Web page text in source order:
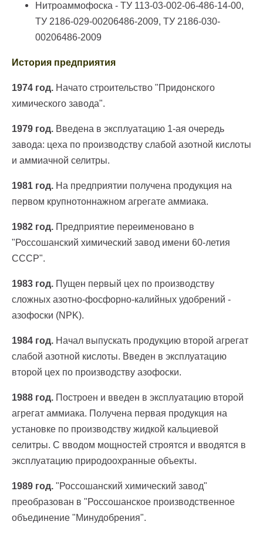
Нитроаммофоска - ТУ 113-03-002-06-486-14-00,
ТУ 2186-029-00206486-2009, ТУ 2186-030-
00206486-2009
История предприятия
1974 год. Начато строительство "Придонского
химического завода".
1979 год. Введена в эксплуатацию 1-ая очередь
завода: цеха по производству слабой азотной кислоты
и аммиачной селитры.
1981 год. На предприятии получена продукция на
первом крупнотоннажном агрегате аммиака.
1982 год. Предприятие переименовано в
"Россошанский химический завод имени 60-летия
СССР".
1983 год. Пущен первый цех по производству
сложных азотно-фосфорно-калийных удобрений -
азофоски (NPK).
1984 год. Начал выпускать продукцию второй агрегат
слабой азотной кислоты. Введен в эксплуатацию
второй цех по производству азофоски.
1988 год. Построен и введен в эксплуатацию второй
агрегат аммиака. Получена первая продукция на
установке по производству жидкой кальциевой
селитры. С вводом мощностей строятся и вводятся в
эксплуатацию природоохранные объекты.
1989 год. "Россошанский химический завод"
преобразован в "Россошанское производственное
объединение "Минудобрения".